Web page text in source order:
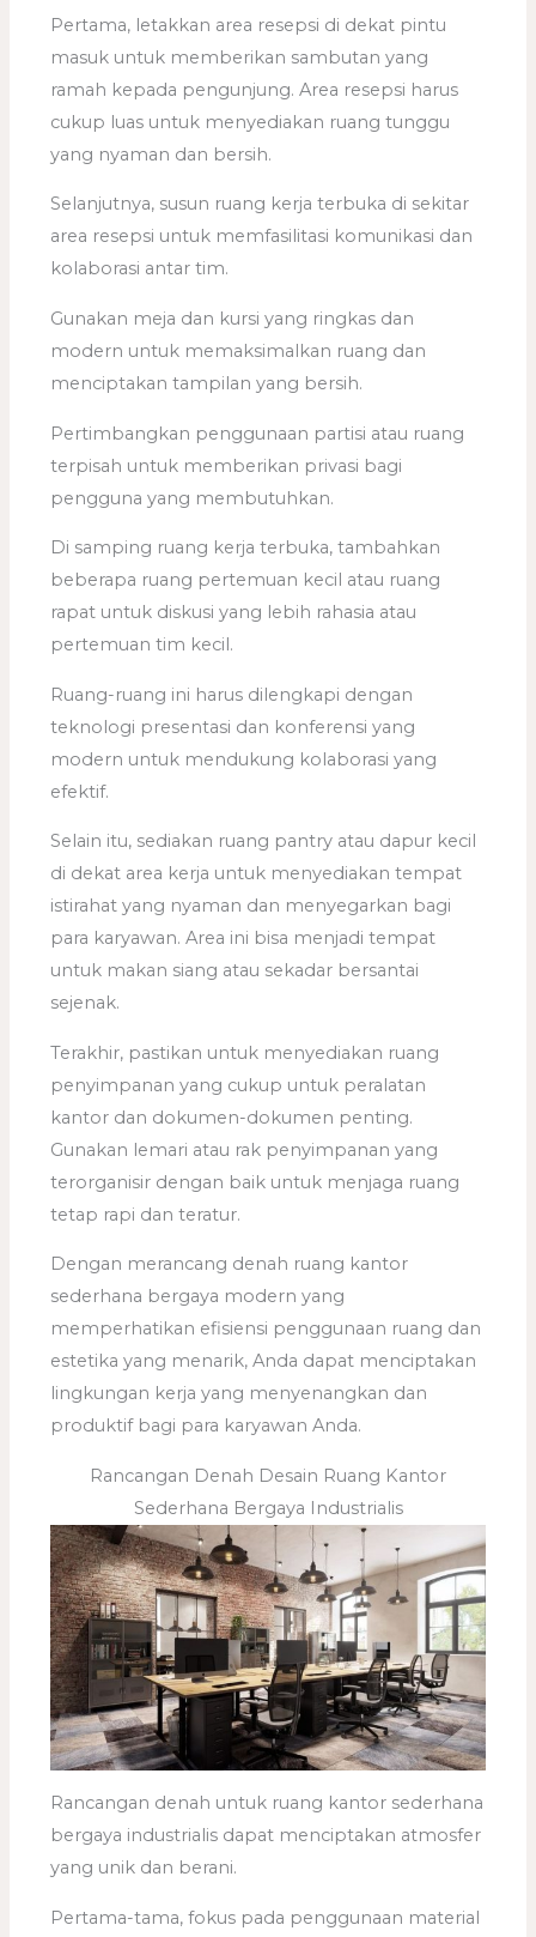
Pertama, letakkan area resepsi di dekat pintu
masuk untuk memberikan sambutan yang
ramah kepada pengunjung. Area resepsi harus
cukup luas untuk menyediakan ruang tunggu
yang nyaman dan bersih.
Selanjutnya, susun ruang kerja terbuka di sekitar
area resepsi untuk memfasilitasi komunikasi dan
kolaborasi antar tim.
Gunakan meja dan kursi yang ringkas dan
modern untuk memaksimalkan ruang dan
menciptakan tampilan yang bersih.
Pertimbangkan penggunaan partisi atau ruang
terpisah untuk memberikan privasi bagi
pengguna yang membutuhkan.
Di samping ruang kerja terbuka, tambahkan
beberapa ruang pertemuan kecil atau ruang
rapat untuk diskusi yang lebih rahasia atau
pertemuan tim kecil.
Ruang-ruang ini harus dilengkapi dengan
teknologi presentasi dan konferensi yang
modern untuk mendukung kolaborasi yang
efektif.
Selain itu, sediakan ruang pantry atau dapur kecil
di dekat area kerja untuk menyediakan tempat
istirahat yang nyaman dan menyegarkan bagi
para karyawan. Area ini bisa menjadi tempat
untuk makan siang atau sekadar bersantai
sejenak.
Terakhir, pastikan untuk menyediakan ruang
penyimpanan yang cukup untuk peralatan
kantor dan dokumen-dokumen penting.
Gunakan lemari atau rak penyimpanan yang
terorganisir dengan baik untuk menjaga ruang
tetap rapi dan teratur.
Dengan merancang denah ruang kantor
sederhana bergaya modern yang
memperhatikan efisiensi penggunaan ruang dan
estetika yang menarik, Anda dapat menciptakan
lingkungan kerja yang menyenangkan dan
produktif bagi para karyawan Anda.
Rancangan Denah Desain Ruang Kantor
Sederhana Bergaya Industrialis
Rancangan denah untuk ruang kantor sederhana
bergaya industrialis dapat menciptakan atmosfer
yang unik dan berani.
Pertama-tama, fokus pada penggunaan material